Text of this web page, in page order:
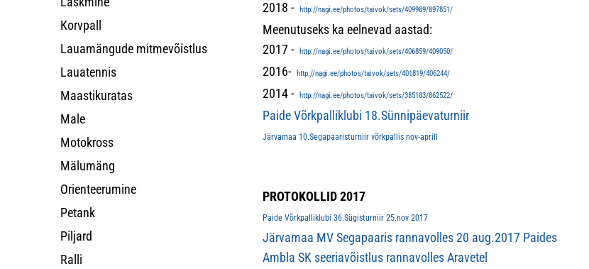
Korvpall
Lauamängude mitmevõistlus
Lauatennis
Maastikuratas
Male
Motokross
Mälumäng
Orienteerumine
Petank
Piljard
Ralli
2018 -
http://nagi.ee/photos/taivok/sets/409989/897851/
Meenutuseks ka eelnevad aastad:
2017 -
http://nagi.ee/photos/taivok/sets/406859/409050/
2016- http://nagi.ee/photos/taivok/sets/401819/406244/
2014 - http://nagi.ee/photos/taivok/sets/385183/862522/
Paide Võrkpalliklubi 18.Sünnipäevaturniir
Järvamaa 10.Segapaaristurniir võrkpallis nov-aprill
PROTOKOLLID 2017
Paide Võrkpalliklubi 36.Sügisturniir 25.nov 2017
Järvamaa MV Segapaaris rannavolles 20 aug.2017 Paides
Ambla SK seeriavõistlus rannavolles Aravetel